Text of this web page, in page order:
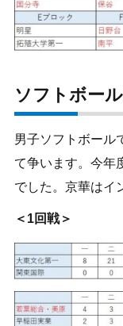
ソフトボー
男子ソフトボール
て争います。今年
でした。京華はイ
＜1回戦＞